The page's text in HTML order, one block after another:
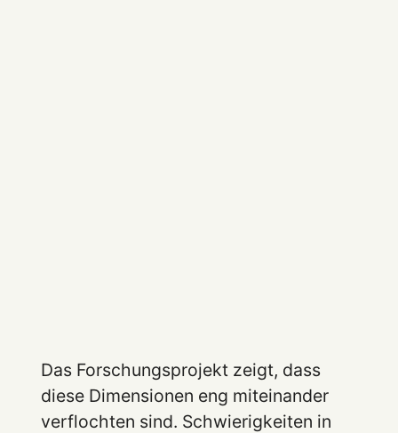
Das Forschungsprojekt zeigt, dass
diese Dimensionen eng miteinander
verflochten sind. Schwierigkeiten in